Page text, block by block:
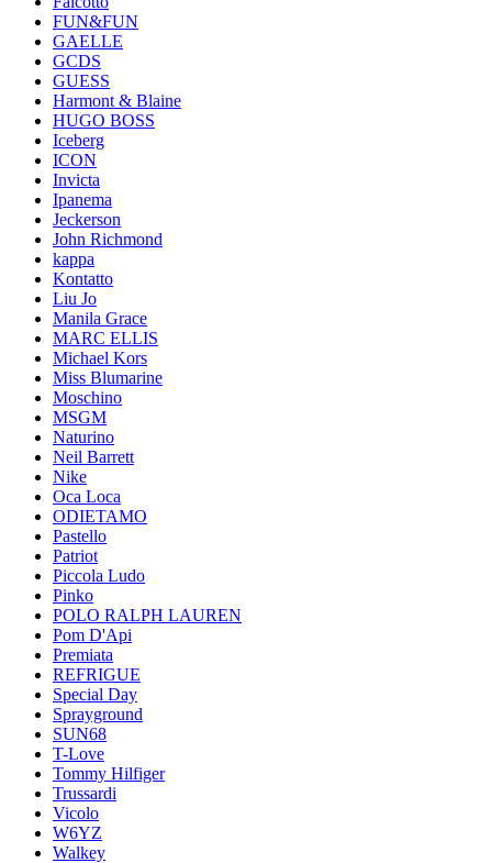
FUN&FUN
GAELLE
GCDS
GUESS
Harmont & Blaine
HUGO BOSS
Iceberg
ICON
Invicta
Ipanema
Jeckerson
John Richmond
kappa
Kontatto
Liu Jo
Manila Grace
MARC ELLIS
Michael Kors
Miss Blumarine
Moschino
MSGM
Naturino
Neil Barrett
Nike
Oca Loca
ODIETAMO
Pastello
Patriot
Piccola Ludo
Pinko
POLO RALPH LAUREN
Pom D'Api
Premiata
REFRIGUE
Special Day
Sprayground
SUN68
T-Love
Tommy Hilfiger
Trussardi
Vicolo
W6YZ
Walkey